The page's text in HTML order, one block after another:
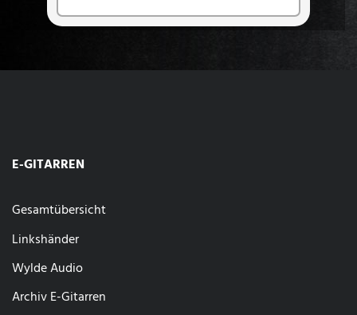
E-GITARREN
Gesamtübersicht
Linkshänder
Wylde Audio
Archiv E-Gitarren